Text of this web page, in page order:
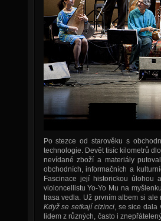
Po stezce od starověku s
technologie. Devět tisíc kilometrů
nevídané zboží a materiály
obchodních, informačních a
Fascinace její historickou úlohou
violoncellistu Yo-Yo Mu na
trasa vedla. Už prvním albem si
Když se setkají cizinci, se sice dala
lidem z různých, často i